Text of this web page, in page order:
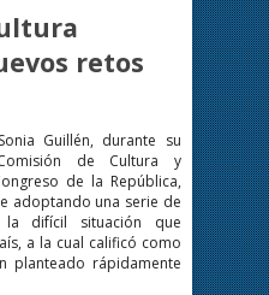
retos
Guillén, durante su
de Cultura y
de la República,
adoptando una serie de
la difícil situación que
a la cual calificó como
planteado rápidamente